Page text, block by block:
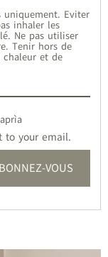
uniquement. Eviter
inhaler les
Ne pas utiliser
Tenir hors de
chaleur et de
to your email.
VOUS